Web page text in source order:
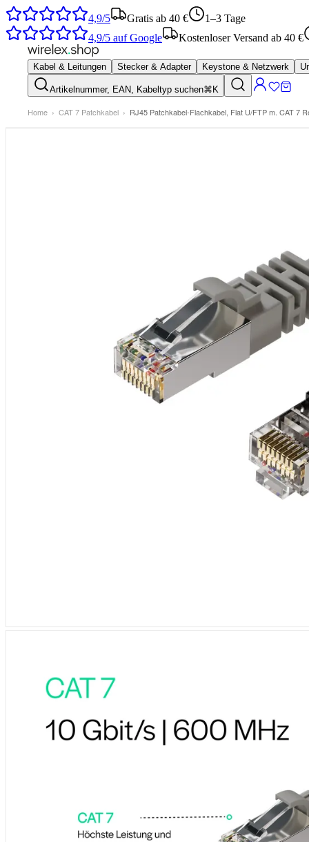
4,9/5 Gratis ab 40 €
1–3 Tage
4,9/5 auf Google Kostenloser Versand ab 40 €
Kabel & Leitungen Stecker & Adapter Keystone & Netzwerk
Artikelnummer, EAN, Kabeltyp suchen⌘K
Home › CAT 7 Patchkabel › RJ45 Patchkabel-Flachkabel, Flat U/FTP m. CAT 7